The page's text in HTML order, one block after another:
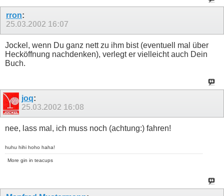
rron:
25.03.2002 16:07
Jockel, wenn Du ganz nett zu ihm bist (eventuell mal über
Hecköffnung nachdenken), verlegt er vielleicht auch Dein
Buch.
joq:
25.03.2002 16:08
nee, lass mal, ich muss noch (achtung:) fahren!
huhu hihi hoho haha!
More gin in teacups